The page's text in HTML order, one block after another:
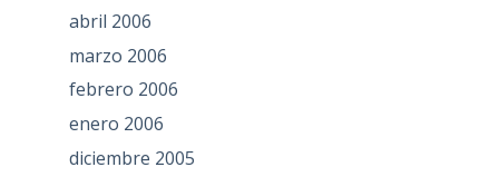
abril 2006
marzo 2006
febrero 2006
enero 2006
diciembre 2005